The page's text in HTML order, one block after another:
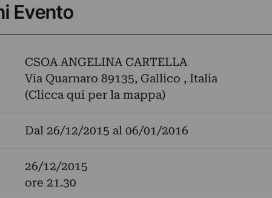
Evento
CSOA ANGELINA CARTELLA
Via Quarnaro 89135, Gallico , Italia
(Clicca qui per la mappa)
Dal 26/12/2015 al 06/01/2016
26/12/2015
ore 21.30